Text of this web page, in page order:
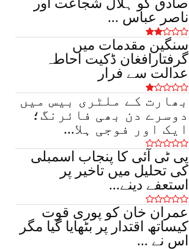
صادق کو ہلال شجاعت اور
ناصر عباس ...
سنگین مقدمات میں
گرفتارافغان ڈکیت احاطہ
عدالت سے فرار
بھارت کے ملٹری بیس میں
دوسرے دن بھی فائرنگ؛
ایک اور فوجی ہلا...
پی ٹی آئی کا پنجاب اسمبلی
کی تحلیل میں تاخیر پر
استعفے دینے...
عمران خان کو پوری قوت
کیساتھ اقتدار پر بٹھایا گیا مگر
اس نے ...